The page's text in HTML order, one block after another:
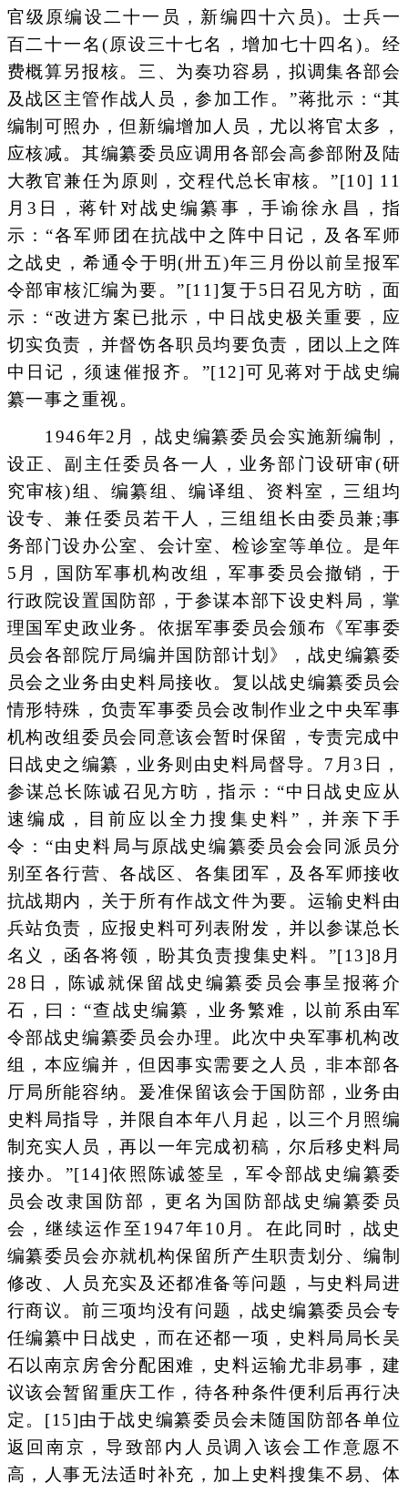
官级原编设二十一员，新编四十六员)。士兵一
百二十一名(原设三十七名，增加七十四名)。经
费概算另报核。三、为奏功容易，拟调集各部会
及战区主管作战人员，参加工作。”蒋批示：“其
编制可照办，但新编增加人员，尤以将官太多，
应核减。其编纂委员应调用各部会高参部附及陆
大教官兼任为原则，交程代总长审核。”[10] 11
月3日，蒋针对战史编纂事，手谕徐永昌，指
示：“各军师团在抗战中之阵中日记，及各军师
之战史，希通令于明(卅五)年三月份以前呈报军
令部审核汇编为要。”[11]复于5日召见方昉，面
示：“改进方案已批示，中日战史极关重要，应
切实负责，并督饬各职员均要负责，团以上之阵
中日记，须速催报齐。”[12]可见蒋对于战史编
纂一事之重视。
1946年2月，战史编纂委员会实施新编制，
设正、副主任委员各一人，业务部门设研审(研
究审核)组、编纂组、编译组、资料室，三组均
设专、兼任委员若干人，三组组长由委员兼;事
务部门设办公室、会计室、检诊室等单位。是年
5月，国防军事机构改组，军事委员会撤销，于
行政院设置国防部，于参谋本部下设史料局，掌
理国军史政业务。依据军事委员会颁布《军事委
员会各部院厅局编并国防部计划》，战史编纂委
员会之业务由史料局接收。复以战史编纂委员会
情形特殊，负责军事委员会改制作业之中央军事
机构改组委员会同意该会暂时保留，专责完成中
日战史之编纂，业务则由史料局督导。7月3日，
参谋总长陈诚召见方昉，指示：“中日战史应从
速编成，目前应以全力搜集史料”，并亲下手
令：“由史料局与原战史编纂委员会会同派员分
别至各行营、各战区、各集团军，及各军师接收
抗战期内，关于所有作战文件为要。运输史料由
兵站负责，应报史料可列表附发，并以参谋总长
名义，函各将领，盼其负责搜集史料。”[13]8月
28日，陈诚就保留战史编纂委员会事呈报蒋介
石，曰：“查战史编纂，业务繁难，以前系由军
令部战史编纂委员会办理。此次中央军事机构改
组，本应编并，但因事实需要之人员，非本部各
厅局所能容纳。爰准保留该会于国防部，业务由
史料局指导，并限自本年八月起，以三个月照编
制充实人员，再以一年完成初稿，尔后移史料局
接办。”[14]依照陈诚签呈，军令部战史编纂委
员会改隶国防部，更名为国防部战史编纂委员
会，继续运作至1947年10月。在此同时，战史
编纂委员会亦就机构保留所产生职责划分、编制
修改、人员充实及还都准备等问题，与史料局进
行商议。前三项均没有问题，战史编纂委员会专
任编纂中日战史，而在还都一项，史料局局长吴
石以南京房舍分配困难，史料运输尤非易事，建
议该会暂留重庆工作，待各种条件便利后再行决
定。[15]由于战史编纂委员会未随国防部各单位
返回南京，导致部内人员调入该会工作意愿不
高，人事无法适时补充，加上史料搜集不易、体